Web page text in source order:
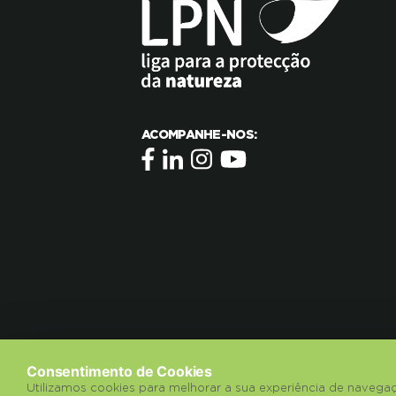
ACOMPANHE-NOS:
© 2018 Liga para a Protecção da Natureza.
Consentimento de Cookies
Utilizamos cookies para melhorar a sua experiência de